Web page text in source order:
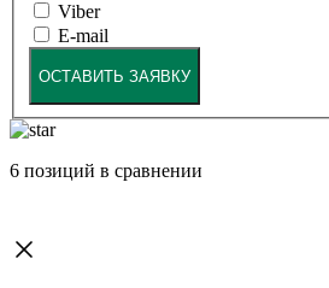
Viber
E-mail
ОСТАВИТЬ ЗАЯВКУ
6 позиций в сравнении